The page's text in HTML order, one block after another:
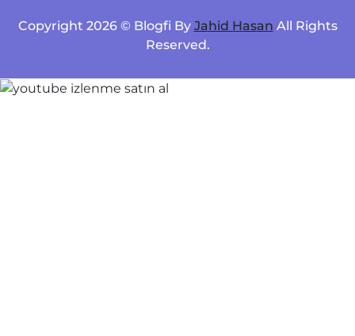
Copyright 2026 © Blogfi By Jahid Hasan All Rights
Reserved.